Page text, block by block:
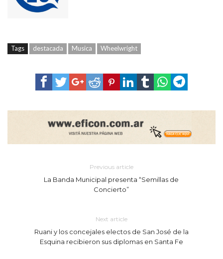
Tags destacada Musica Wheelwright
Previous article
La Banda Municipal presenta “Semillas de
Concierto”
Next article
Ruani y los concejales electos de San José de la
Esquina recibieron sus diplomas en Santa Fe